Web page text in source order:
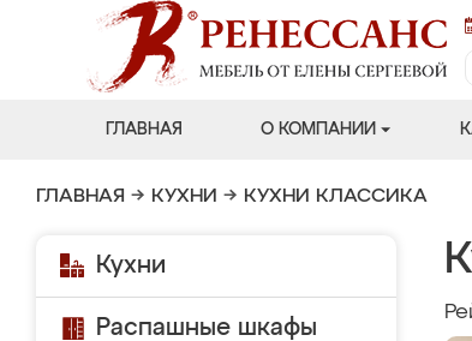
ГЛАВНАЯ О КОМПАНИИ
ГЛАВНАЯ → КУХНИ → КУХНИ КЛАССИКА
Кухни
Распашные шкафы